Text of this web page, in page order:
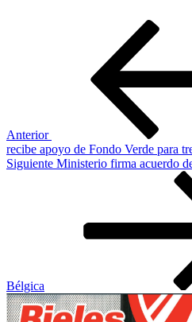
Anterior
recibe apoyo de Fondo Verde para
Siguiente
Siguiente Ministerio firma acuerdo
Bélgica